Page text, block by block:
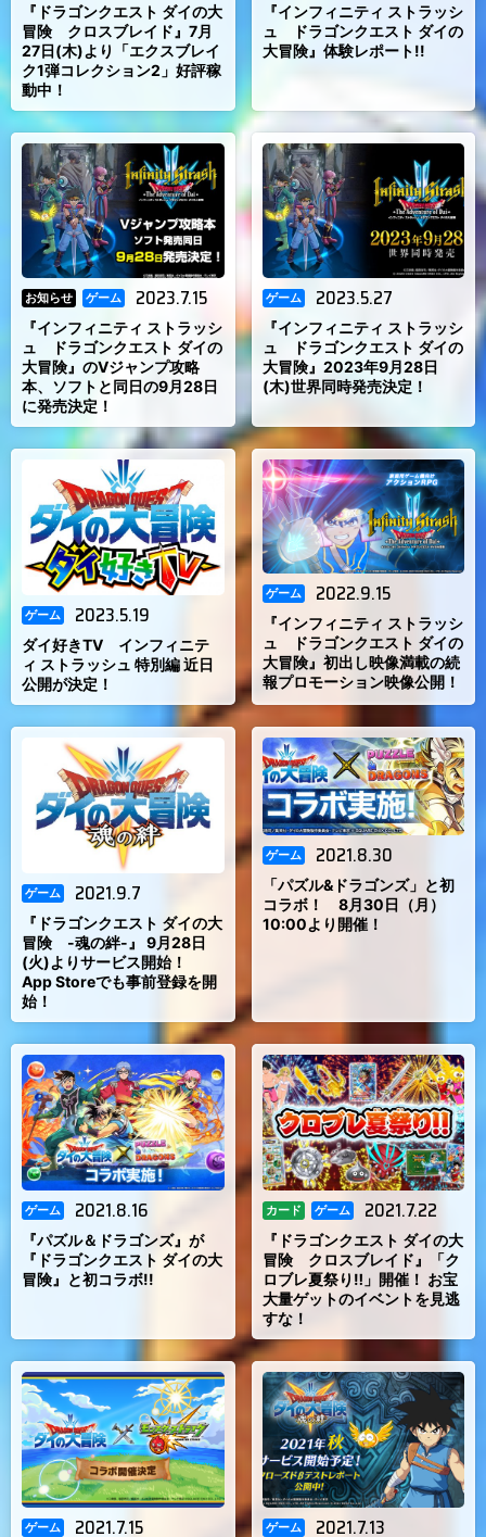
『ドラゴンクエスト ダイの大
冒険 クロスブレイド』7月
27日(木)より「エクスブレイ
ク1弾コレクション2」好評稼
動中！
『インフィニティ ストラッシ
ュ ドラゴンクエスト ダイの
大冒険』体験レポート!!
お知らせ ゲーム 2023.7.15
『インフィニティ ストラッシ
ュ ドラゴンクエスト ダイの
大冒険』のVジャンプ攻略
本、ソフトと同日の9月28日
に発売決定！
ゲーム 2023.5.27
『インフィニティ ストラッシ
ュ ドラゴンクエスト ダイの
大冒険』2023年9月28日
(木)世界同時発売決定！
ゲーム 2023.5.19
ダイ好きTV インフィニテ
ィ ストラッシュ 特別編 近日
公開が決定！
ゲーム 2022.9.15
『インフィニティ ストラッシ
ュ ドラゴンクエスト ダイの
大冒険』初出し映像満載の続
報プロモーション映像公開！
ゲーム 2021.9.7
『ドラゴンクエスト ダイの大
冒険 -魂の絆-』 9月28日
(火)よりサービス開始！
App Storeでも事前登録を開
始！
ゲーム 2021.8.30
「パズル&ドラゴンズ」と初
コラボ！ 8月30日（月）
10:00より開催！
ゲーム 2021.8.16
『パズル＆ドラゴンズ』が
『ドラゴンクエスト ダイの大
冒険』と初コラボ!!
カード ゲーム 2021.7.22
『ドラゴンクエスト ダイの大
冒険 クロスブレイド』「ク
ロブレ夏祭り‼」開催！ お宝
大量ゲットのイベントを見逃
すな！
ゲーム 2021.7.15 ゲーム 2021.7.13